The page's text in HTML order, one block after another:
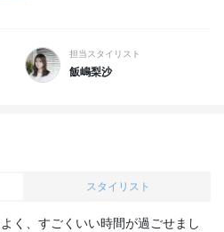
担当スタイリスト
飯嶋梨沙
スタイリスト
く、すごくいい時間が過ごせまし